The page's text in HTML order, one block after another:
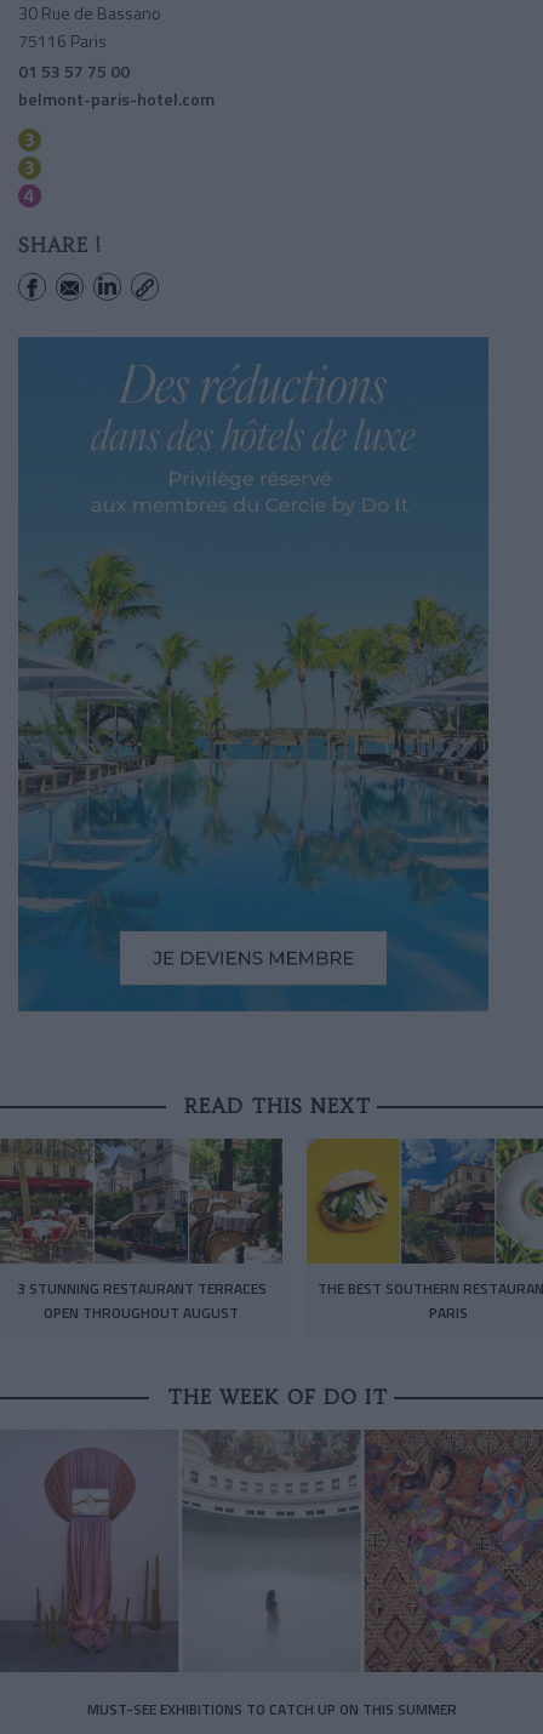
30 Rue de Bassano
75116 Paris
01 53 57 75 00
belmont-paris-hotel.com
SHARE !
READ THIS NEXT
3 STUNNING RESTAURANT TERRACES
OPEN THROUGHOUT AUGUST
THE BEST SOUTHERN
PARIS
THE WEEK OF DO IT
MUST-SEE EXHIBITIONS TO CATCH UP ON THIS SUMMER